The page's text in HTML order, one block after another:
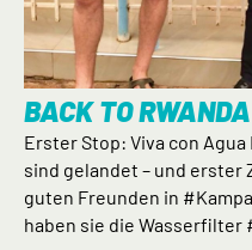
BACK TO RWANDA
Erster Stop: Viva con
sind gelandet – und
guten Freunden in
haben sie die Wasserfilter